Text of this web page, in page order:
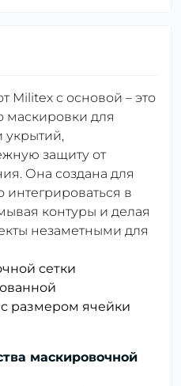
Militex с основой – это
маскировки для
укрытий,
защиту от
Она создана для
интегрироваться в
контуры и делая
незаметными для
сетки
размером ячейки
маскировочной